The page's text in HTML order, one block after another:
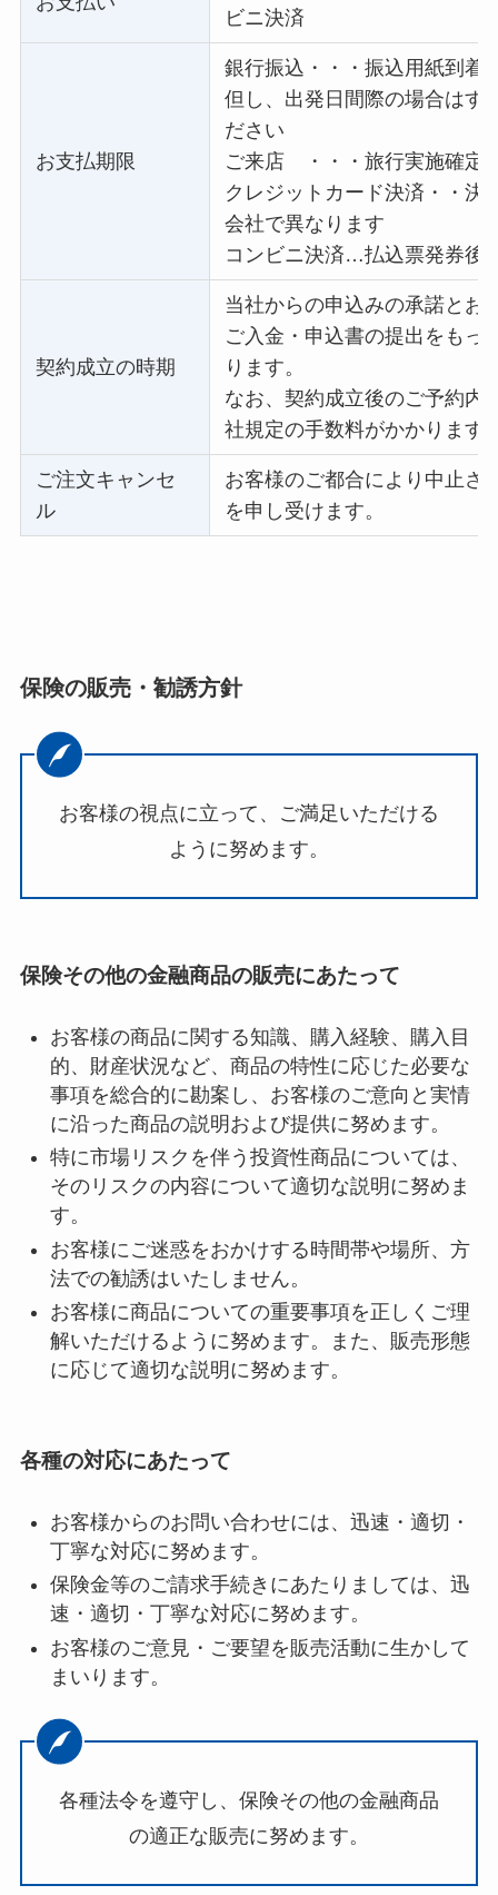
ビニ決済
お支払期限
銀行振込・・・振込用紙到着
但し、出発日間際の場合はす
ださい
ご来店 ・・・旅行実施確定
クレジットカード決済・・決
会社で異なります
コンビニ決済…払込票発券後
契約成立の時期
当社からの申込みの承諾とお
ご入金・申込書の提出をもっ
ります。
なお、契約成立後のご予約内
社規定の手数料がかかります
ご注文キャンセ
ル
お客様のご都合により中止さ
を申し受けます。
保険の販売・勧誘方針
お客様の視点に立って、ご満足いただける
ように努めます。
保険その他の金融商品の販売にあたって
お客様の商品に関する知識、購入経験、購入目
的、財産状況など、商品の特性に応じた必要な
事項を総合的に勘案し、お客様のご意向と実情
に沿った商品の説明および提供に努めます。
特に市場リスクを伴う投資性商品については、
そのリスクの内容について適切な説明に努めま
す。
お客様にご迷惑をおかけする時間帯や場所、方
法での勧誘はいたしません。
お客様に商品についての重要事項を正しくご理
解いただけるように努めます。また、販売形態
に応じて適切な説明に努めます。
各種の対応にあたって
お客様からのお問い合わせには、迅速・適切・
丁寧な対応に努めます。
保険金等のご請求手続きにあたりましては、迅
速・適切・丁寧な対応に努めます。
お客様のご意見・ご要望を販売活動に生かして
まいります。
各種法令を遵守し、保険その他の金融商品
の適正な販売に努めます。